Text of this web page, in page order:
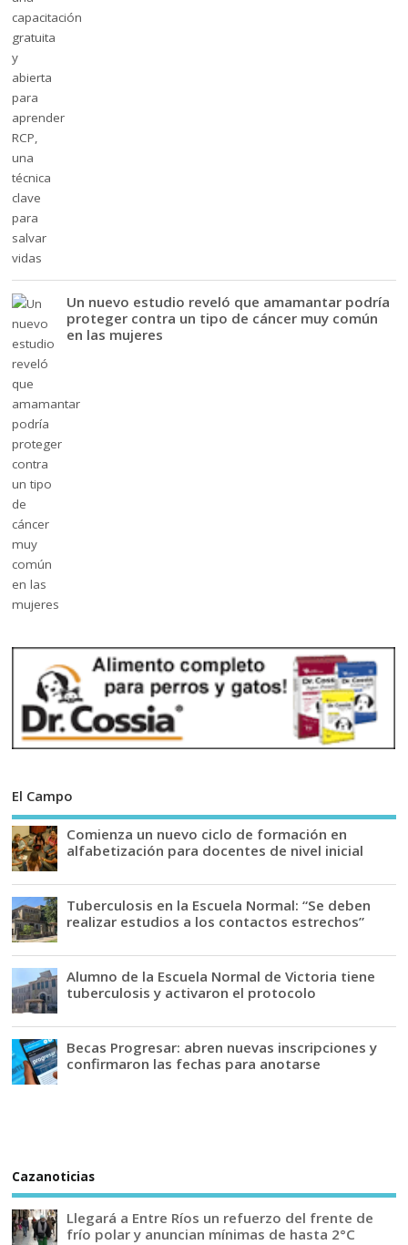
Un nuevo estudio reveló que amamantar podría
proteger contra un tipo de cáncer muy común
en las mujeres
El Campo
Comienza un nuevo ciclo de formación en
alfabetización para docentes de nivel inicial
Tuberculosis en la Escuela Normal: “Se deben
realizar estudios a los contactos estrechos”
Alumno de la Escuela Normal de Victoria tiene
tuberculosis y activaron el protocolo
Becas Progresar: abren nuevas inscripciones y
confirmaron las fechas para anotarse
Cazanoticias
Llegará a Entre Ríos un refuerzo del frente de
frío polar y anuncian mínimas de hasta 2°C